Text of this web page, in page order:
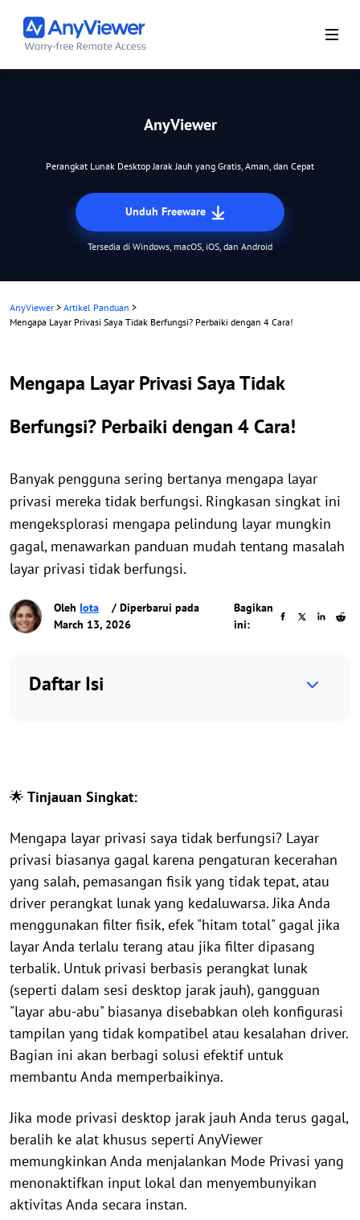
AnyViewer
Perangkat Lunak Desktop Jarak Jauh yang Gratis, Aman, dan Cepat
Unduh Freeware
Tersedia di Windows, macOS, iOS, dan Android
AnyViewer > Artikel Panduan >
Mengapa Layar Privasi Saya Tidak Berfungsi? Perbaiki dengan 4 Cara!
Mengapa Layar Privasi Saya Tidak
Berfungsi? Perbaiki dengan 4 Cara!
Banyak pengguna sering bertanya mengapa layar
privasi mereka tidak berfungsi. Ringkasan singkat ini
mengeksplorasi mengapa pelindung layar mungkin
gagal, menawarkan panduan mudah tentang masalah
layar privasi tidak berfungsi.
Oleh Iota
/ Diperbarui pada
March 13, 2026
Bagikan
ini:
Daftar Isi
🌟 Tinjauan Singkat:
Mengapa layar privasi saya tidak berfungsi? Layar
privasi biasanya gagal karena pengaturan kecerahan
yang salah, pemasangan fisik yang tidak tepat, atau
driver perangkat lunak yang kedaluwarsa. Jika Anda
menggunakan filter fisik, efek "hitam total" gagal jika
layar Anda terlalu terang atau jika filter dipasang
terbalik. Untuk privasi berbasis perangkat lunak
(seperti dalam sesi desktop jarak jauh), gangguan
"layar abu-abu" biasanya disebabkan oleh konfigurasi
tampilan yang tidak kompatibel atau kesalahan driver.
Bagian ini akan berbagi solusi efektif untuk
membantu Anda memperbaikinya.
Jika mode privasi desktop jarak jauh Anda terus gagal,
beralih ke alat khusus seperti AnyViewer
memungkinkan Anda menjalankan Mode Privasi yang
menonaktifkan input lokal dan menyembunyikan
aktivitas Anda secara instan.